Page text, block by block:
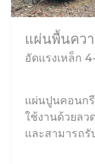
แผ่นพื้นควา
อัดแรงเหล็ก
แผ่นปูนคอนก
ใช้งานด้วยลว
และสามารถ